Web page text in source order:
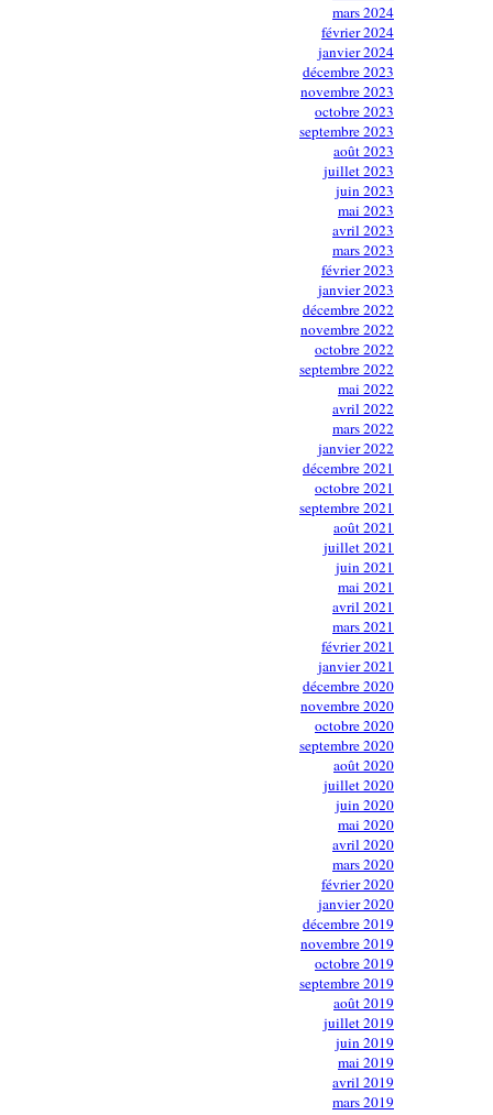
mars 2024
février 2024
janvier 2024
décembre 2023
novembre 2023
octobre 2023
septembre 2023
août 2023
juillet 2023
juin 2023
mai 2023
avril 2023
mars 2023
février 2023
janvier 2023
décembre 2022
novembre 2022
octobre 2022
septembre 2022
mai 2022
avril 2022
mars 2022
janvier 2022
décembre 2021
octobre 2021
septembre 2021
août 2021
juillet 2021
juin 2021
mai 2021
avril 2021
mars 2021
février 2021
janvier 2021
décembre 2020
novembre 2020
octobre 2020
septembre 2020
août 2020
juillet 2020
juin 2020
mai 2020
avril 2020
mars 2020
février 2020
janvier 2020
décembre 2019
novembre 2019
octobre 2019
septembre 2019
août 2019
juillet 2019
juin 2019
mai 2019
avril 2019
mars 2019